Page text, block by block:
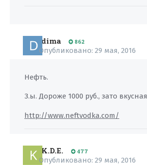
dima 862
Опубликовано: 29 мая, 2016
Нефть.
З.ы. Дороже 1000 руб., зато вкусная
http://www.neftvodka.com/
K.D.E. 477
Опубликовано: 29 мая, 2016